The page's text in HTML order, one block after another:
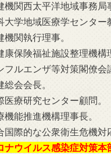
機関西太平洋地域事務局
大学地域医療学センター
関執行理事。
康保険福祉施設整理機構
フルエンザ等対策閣僚
会会長。
医療研究センター顧問。
機能推進機構理事長。
国際的な公衆衛生危機対
ナウイルス感染症対策